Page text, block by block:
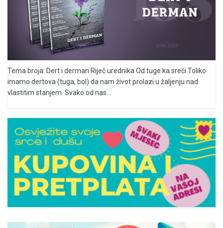
Tema broja: Dert i derman Riječ urednika Od tuge ka sreći Toliko
imamo dertova (tuga, bol) da nam život prolazi u žaljenju nad
vlastitim stanjem. Svako od nas...